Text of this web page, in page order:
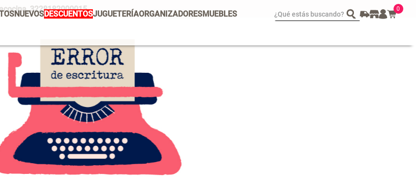
NUEVOSDESCUENTOSJUGUETERÍAORGANIZADORESMUEBLES ¿Qué estás buscando? 0
Vajilla
Escurridor Platos
Tapete
Cojin
Individuales
Escurridor
Cojines
Cafe
Canasto
Set 2 Potes de Silicona